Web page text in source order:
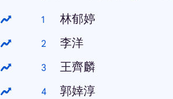
林郁婷
李洋
王齊麟
郭婞淳